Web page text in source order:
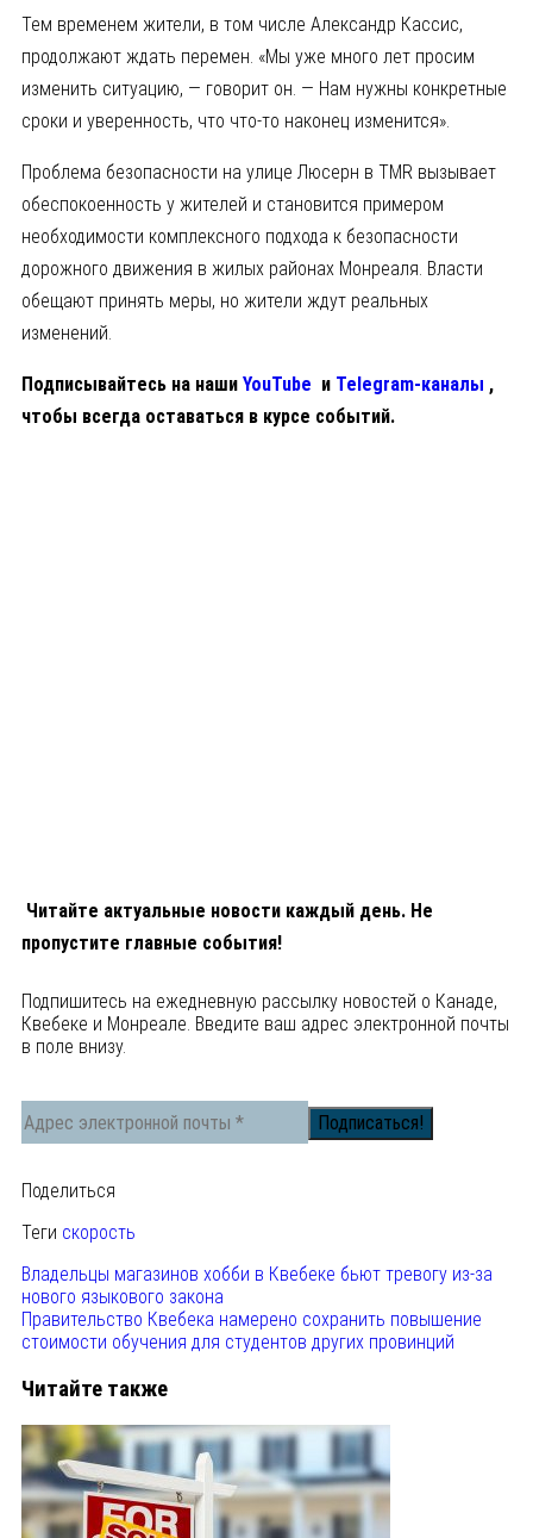
Тем временем жители, в том числе Александр Кассис,
продолжают ждать перемен. «Мы уже много лет просим
изменить ситуацию, — говорит он. — Нам нужны конкретные
сроки и уверенность, что что-то наконец изменится».
Проблема безопасности на улице Люсерн в TMR вызывает
обеспокоенность у жителей и становится примером
необходимости комплексного подхода к безопасности
дорожного движения в жилых районах Монреаля. Власти
обещают принять меры, но жители ждут реальных
изменений.
Подписывайтесь на наши YouTube и Telegram-каналы ,
чтобы всегда оставаться в курсе событий.
Читайте актуальные новости каждый день. Не
пропустите главные события!
Подпишитесь на ежедневную рассылку новостей о Канаде,
Квебеке и Монреале. Введите ваш адрес электронной почты
в поле внизу.
Поделиться
Теги скорость
Владельцы магазинов хобби в Квебеке бьют тревогу из-за
нового языкового закона
Правительство Квебека намерено сохранить повышение
стоимости обучения для студентов других провинций
Читайте также